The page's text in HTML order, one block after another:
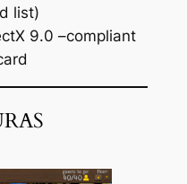
list)
9.0 –compliant